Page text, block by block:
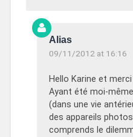
Alias
09/11/2012 at 16:16
Hello Karine et
Ayant été moi-
(dans une vie
des appareils
comprends le